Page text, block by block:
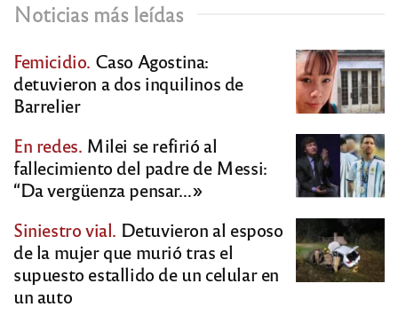
Noticias más leídas
Femicidio. Caso Agostina:
detuvieron a dos inquilinos de
Barrelier
En redes. Milei se refirió al
fallecimiento del padre de Messi:
“Da vergüenza pensar…»
Siniestro vial. Detuvieron al esposo
de la mujer que murió tras el
supuesto estallido de un celular en
un auto